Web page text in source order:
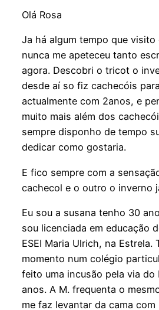
Olá Rosa
Ja há algum tempo que visito
nunca me apeteceu tanto
agora. Descobri o tricot o
desde aí so fiz cachecóis
actualmente com 2anos, e
muito mais além dos
sempre disponho de tempo
dedicar como gostaria.
E fico sempre com a
cachecol e o outro o inverno
Eu sou a susana tenho 30
sou licenciada em educação
ESEI Maria Ulrich, na Estrela.
momento num colégio
feito uma incusão pela via do
anos. A M. frequenta o
me faz levantar da cama